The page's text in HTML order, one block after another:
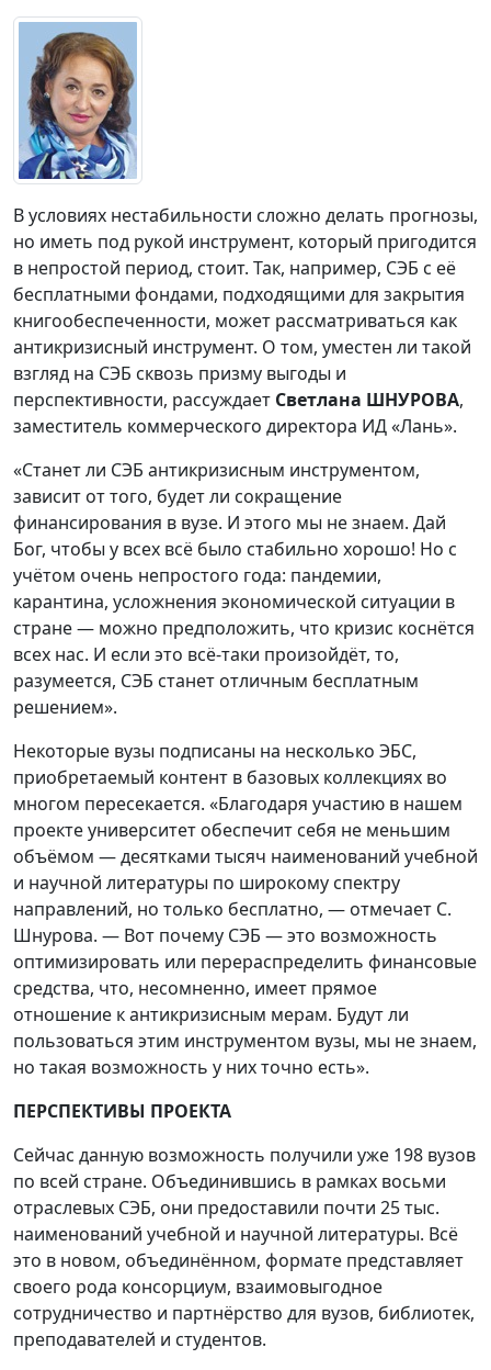
В условиях нестабильности сложно делать прогнозы,
но иметь под рукой инструмент, который пригодится
в непростой период, стоит. Так, например, СЭБ с её
бесплатными фондами, подходящими для закрытия
книгообеспеченности, может рассматриваться как
антикризисный инструмент. О том, уместен ли такой
взгляд на СЭБ сквозь призму выгоды и
перспективности, рассуждает Светлана ШНУРОВА,
заместитель коммерческого директора ИД «Лань».
«Станет ли СЭБ антикризисным инструментом,
зависит от того, будет ли сокращение
финансирования в вузе. И этого мы не знаем. Дай
Бог, чтобы у всех всё было стабильно хорошо! Но с
учётом очень непростого года: пандемии,
карантина, усложнения экономической ситуации в
стране — можно предположить, что кризис коснётся
всех нас. И если это всё-таки произойдёт, то,
разумеется, СЭБ станет отличным бесплатным
решением».
Некоторые вузы подписаны на несколько ЭБС,
приобретаемый контент в базовых коллекциях во
многом пересекается. «Благодаря участию в нашем
проекте университет обеспечит себя не меньшим
объёмом — десятками тысяч наименований учебной
и научной литературы по широкому спектру
направлений, но только бесплатно, — отмечает С.
Шнурова. — Вот почему СЭБ — это возможность
оптимизировать или перераспределить финансовые
средства, что, несомненно, имеет прямое
отношение к антикризисным мерам. Будут ли
пользоваться этим инструментом вузы, мы не знаем,
но такая возможность у них точно есть».
ПЕРСПЕКТИВЫ ПРОЕКТА
Сейчас данную возможность получили уже 198 вузов
по всей стране. Объединившись в рамках восьми
отраслевых СЭБ, они предоставили почти 25 тыс.
наименований учебной и научной литературы. Всё
это в новом, объединённом, формате представляет
своего рода консорциум, взаимовыгодное
сотрудничество и партнёрство для вузов, библиотек,
преподавателей и студентов.